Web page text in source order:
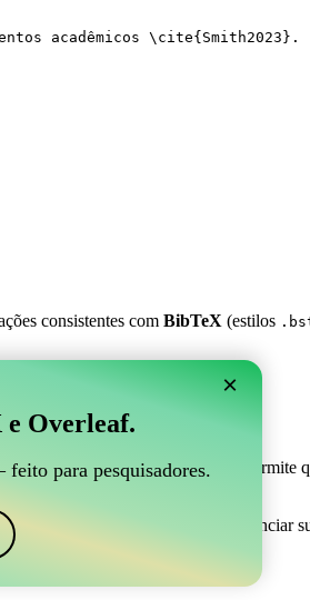
acadêmicos \cite{ Smith2023 }.
consistentes com BibTeX (estilos
ao Overleaf?
ao Overleaf?”
CiteDrive pode ser perfeito! Ele permite
uma maneira fácil de gerenciar
×
Overleaf.
para pesquisadores.